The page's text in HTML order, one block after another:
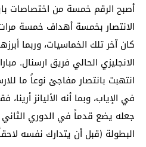
أصبح الرقم خمسة من اختصاصات
الانتصار بخمسة أهداف خمسة
كان آخر تلك الخماسيات، وربما
الانجليزي الحالي فريق ارسنال.
انتهبت بانتصار مفاجئ نوعاً ما
في الإياب، وبما أنه الأليانز
جعله يضع قدماً في الدوري
البطولة (قبل أن يتدارك نفسه